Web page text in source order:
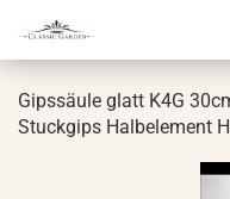
Gips­säu­le glatt K4G
Stuck­gips Halb­ele­ment